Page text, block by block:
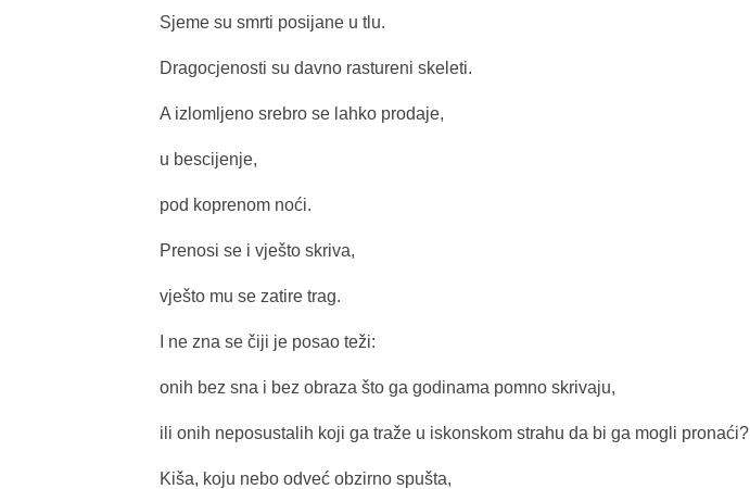
Sjeme su smrti posijane u tlu.
Dragocjenosti su davno rastureni skeleti.
A izlomljeno srebro se lahko prodaje,
u bescijenje,
pod koprenom noći.
Prenosi se i vješto skriva,
vješto mu se zatire trag.
I ne zna se čiji je posao teži:
onih bez sna i bez obraza što ga godinama pomno skrivaju,
ili onih neposustalih koji ga traže u iskonskom strahu da bi ga mogli pronaći?
Kiša, koju nebo odveć obzirno spušta,